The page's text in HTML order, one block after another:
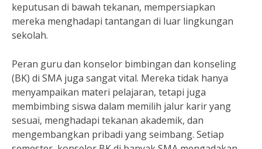
keputusan di bawah tekanan, mempersiapkan
mereka menghadapi tantangan di luar lingkungan
sekolah.
Peran guru dan konselor bimbingan dan konseling
(BK) di SMA juga sangat vital. Mereka tidak hanya
menyampaikan materi pelajaran, tetapi juga
membimbing siswa dalam memilih jalur karir yang
sesuai, menghadapi tekanan akademik, dan
mengembangkan pribadi yang seimbang. Setiap